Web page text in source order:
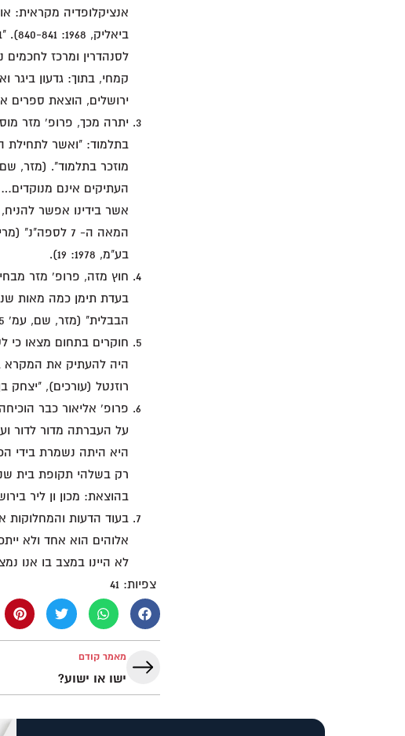
אנציקלופדיה מקראית:
לסנהדרין ומרכז
קמחי, בתוך: גדעון
ירושלים, הוצאת ספרים אריאל,
יתרה מכך, פרופ' מזר
בתלמוד: "ואשר לתחילת
העתיקים אינם מנוקדים…
המאה ה- 7
בע"מ, 1978: 19).
חוץ מזה, פרופ' מזר
בעדת תימן כמה מאות
הבבלית" (מזר, שם, עמ' 842-845).
חוקרים בתחום מצאו כי
היה להעתיק את המקרא
רוזנטל (עורכים), "יצחק בן-
פרופ' אליאור כבר
על העברתה מדור לדור
היא היתה נשמרת בידי
רק בשלהי תקופת בית שני
בהוצאת: מכון ון ליר בירושלים
בעוד הדעות והמחלוקות
אלוהים הוא אחד ולא
לא היינו במצב בו אנו
צפיות: 41
מאמר קודם
ישו או ישוע?